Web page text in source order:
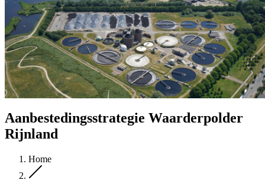
Aanbestedingsstrategie Waarderpolder
Rijnland
Home